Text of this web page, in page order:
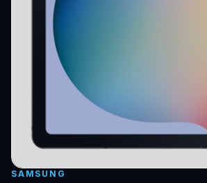
SAMSUNG